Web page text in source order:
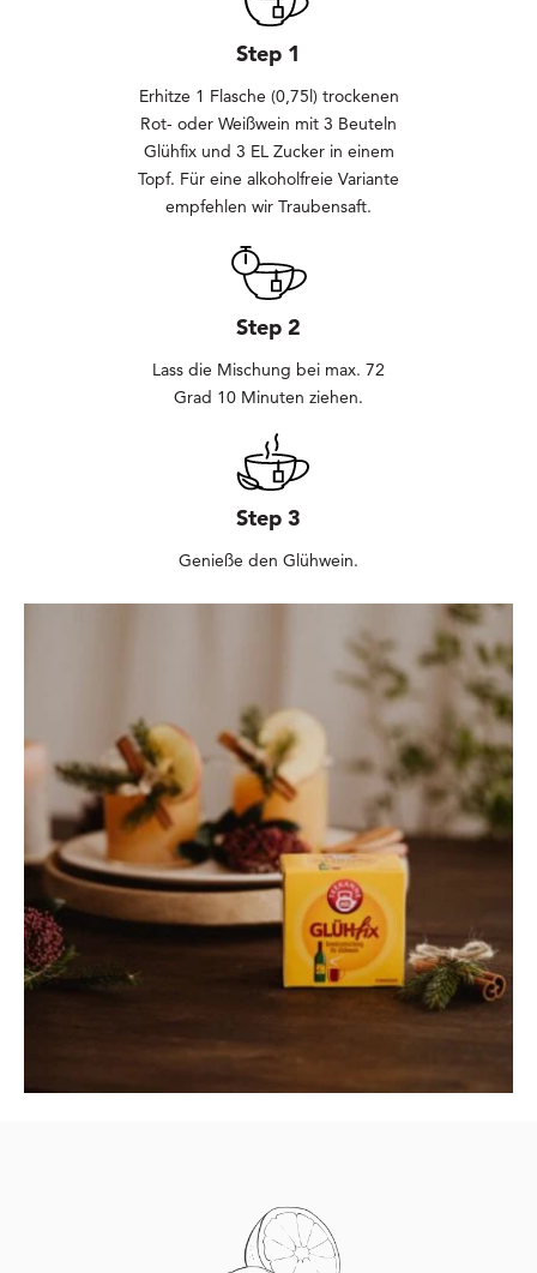
Step 1
Erhitze 1 Flasche (0,75l) trockenen
Rot- oder Weißwein mit 3 Beuteln
Glühfix und 3 EL Zucker in einem
Topf. Für eine alkoholfreie Variante
empfehlen wir Traubensaft.
Step 2
Lass die Mischung bei max. 72
Grad 10 Minuten ziehen.
Step 3
Genieße den Glühwein.